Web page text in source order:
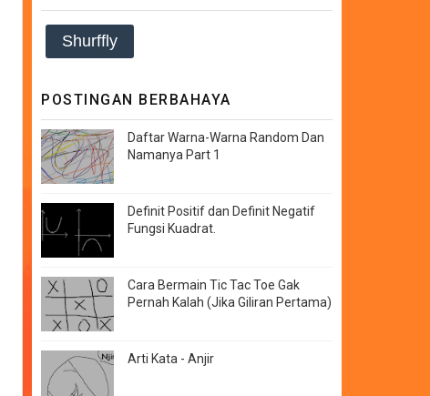
Shurffly
POSTINGAN BERBAHAYA
Daftar Warna-Warna Random Dan
Namanya Part 1
Definit Positif dan Definit Negatif
Fungsi Kuadrat.
Cara Bermain Tic Tac Toe Gak
Pernah Kalah (Jika Giliran Pertama)
Arti Kata - Anjir